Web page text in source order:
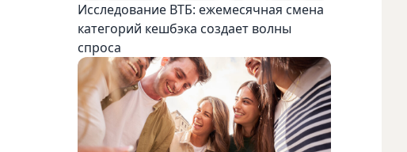
Исследование ВТБ: ежемесячная смена
категорий кешбэка создает волны
спроса